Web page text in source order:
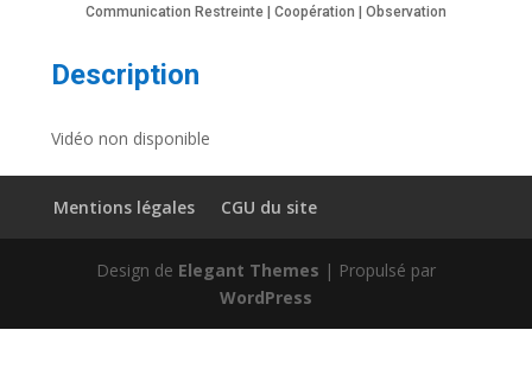
Communication Restreinte | Coopération | Observation
Description
Vidéo non disponible
Mentions légales CGU du site
Design de Elegant Themes | Propulsé par
WordPress